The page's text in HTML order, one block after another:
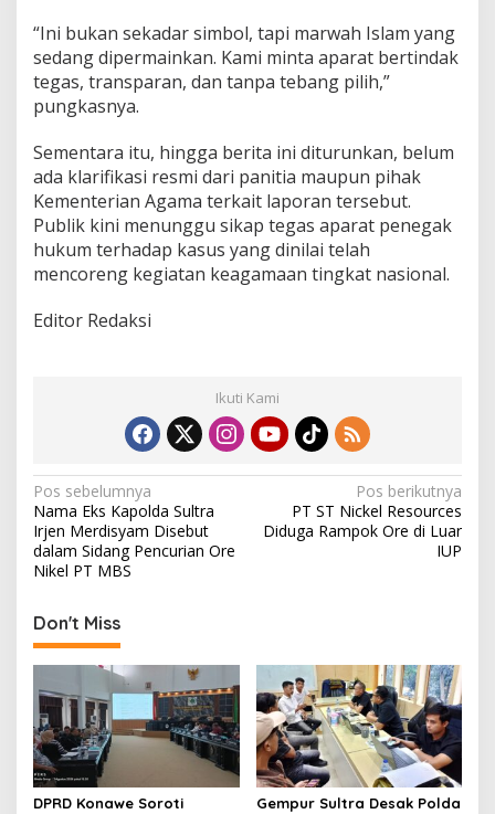
“Ini bukan sekadar simbol, tapi marwah Islam yang
sedang dipermainkan. Kami minta aparat bertindak
tegas, transparan, dan tanpa tebang pilih,”
pungkasnya.
Sementara itu, hingga berita ini diturunkan, belum
ada klarifikasi resmi dari panitia maupun pihak
Kementerian Agama terkait laporan tersebut.
Publik kini menunggu sikap tegas aparat penegak
hukum terhadap kasus yang dinilai telah
mencoreng kegiatan keagamaan tingkat nasional.
Editor Redaksi
Ikuti Kami
N
a
v
i
g
a
s
i
p
o
s
Pos sebelumnya
Nama Eks Kapolda Sultra
Irjen Merdisyam Disebut
dalam Sidang Pencurian Ore
Nikel PT MBS
Pos berikutnya
PT ST Nickel Resources
Diduga Rampok Ore di Luar
IUP
Don't Miss
DPRD Konawe Soroti
Gempur Sultra Desak Polda